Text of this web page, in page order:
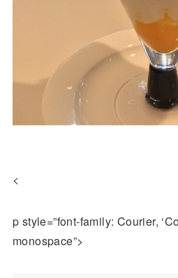
<
p style=”font-family: Courier,
monospace”>